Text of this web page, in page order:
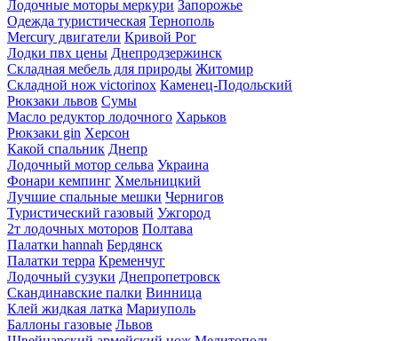
Лодочные моторы меркури Запорожье
Одежда туристическая Тернополь
Mercury двигатели Кривой Рог
Лодки пвх цены Днепродзержинск
Складная мебель для природы Житомир
Складной нож victorinox Каменец-Подольский
Рюкзаки львов Сумы
Масло редуктор лодочного Харьков
Рюкзаки gin Херсон
Какой спальник Днепр
Лодочный мотор сельва Украина
Фонари кемпинг Хмельницкий
Лучшие спальные мешки Чернигов
Туристический газовый Ужгород
2т лодочных моторов Полтава
Палатки hannah Бердянск
Палатки терра Кременчуг
Лодочный сузуки Днепропетровск
Скандинавские палки Винница
Клей жидкая латка Мариуполь
Баллоны газовые Львов